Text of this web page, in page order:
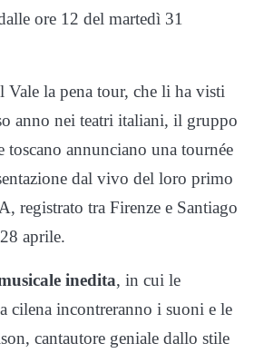
ore 12 del martedì 31
Vale la pena tour, che li ha visti
anno nei teatri italiani, il gruppo
toscano annunciano una tournée
dal vivo del loro primo
registrato tra Firenze e Santiago
aprile.
inedita, in cui le
cilena incontreranno i suoni e le
cantautore geniale dallo stile